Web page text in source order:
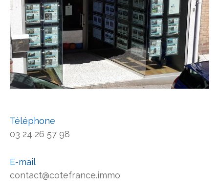
Téléphone
03 24 26 57 98
E-mail
contact@cotefrance.immo